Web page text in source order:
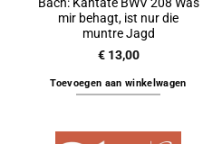
mir behagt, ist nur die
muntre Jagd
€13,00
Toevoegen aan winkelwagen